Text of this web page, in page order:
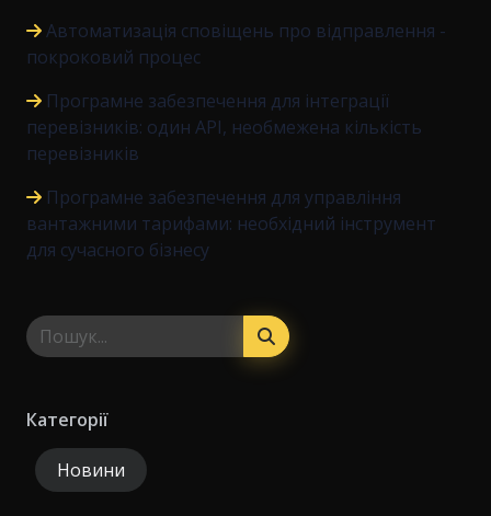
Автоматизація сповіщень про відправлення -
покроковий процес
Програмне забезпечення для інтеграції
перевізників: один API, необмежена кількість
перевізників
Програмне забезпечення для управління
вантажними тарифами: необхідний інструмент
для сучасного бізнесу
Категорії
Новини